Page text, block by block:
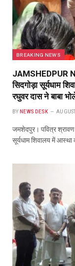
BREAKING NEWS
JAMSHEDPUR
सिदगोड़ा सूर्यधाम
रघुवर दास ने बाबा
BY NEWS DESK
जमशेदपुर। पवित्र
सूर्यधाम शिवालय में